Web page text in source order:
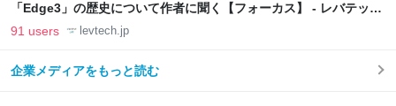
「Edge3」の歴史について作者に聞く【フォーカス】 - レバテック
LAB
91 users levtech.jp
企業メディアをもっと読む